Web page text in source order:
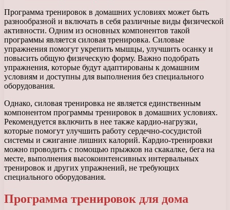
Программа тренировок в домашних условиях может быть
разнообразной и включать в себя различные виды физической
активности. Одним из основных компонентов такой
программы является силовая тренировка. Силовые
упражнения помогут укрепить мышцы, улучшить осанку и
повысить общую физическую форму. Важно подобрать
упражнения, которые будут адаптированы к домашним
условиям и доступны для выполнения без специального
оборудования.
Однако, силовая тренировка не является единственным
компонентом программы тренировок в домашних условиях.
Рекомендуется включить в нее также кардио-нагрузки,
которые помогут улучшить работу сердечно-сосудистой
системы и сжигание лишних калорий. Кардио-тренировки
можно проводить с помощью прыжков на скакалке, бега на
месте, выполнения высокоинтенсивных интервальных
тренировок и других упражнений, не требующих
специального оборудования.
Программа тренировок для дома